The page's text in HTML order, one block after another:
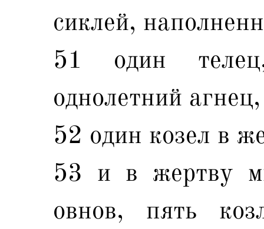
сиклей,
51 один
однолетний
52 один козел в
53 и в жертву
овнов, пять